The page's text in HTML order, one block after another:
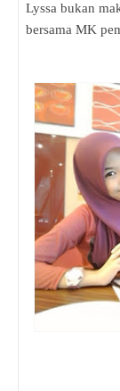
Lyssa bukan
bersama MK